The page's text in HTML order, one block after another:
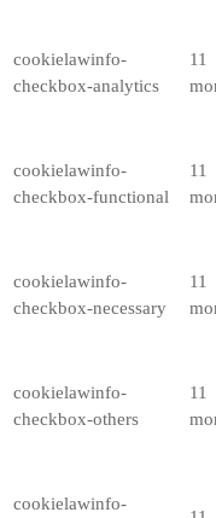
cookielawinfo-
checkbox-analytics
11
cookielawinfo-
checkbox-functional
11
cookielawinfo-
checkbox-necessary
11
cookielawinfo-
checkbox-others
11
cookielawinfo-